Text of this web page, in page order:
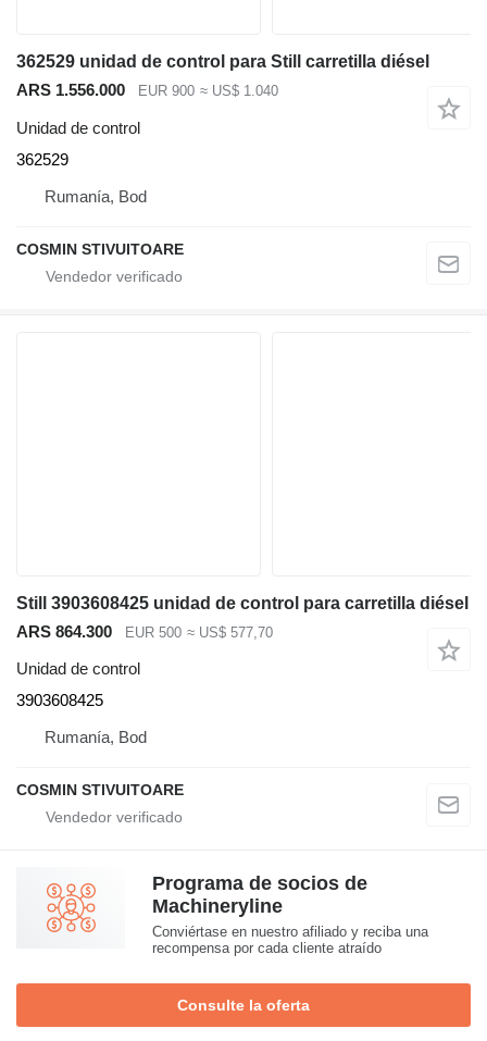
362529 unidad de control para Still carretilla diésel
ARS 1.556.000
EUR 900 ≈ US$ 1.040
Unidad de control
362529
Rumanía, Bod
COSMIN STIVUITOARE
Still 3903608425 unidad de control para carretilla diésel
ARS 864.300
EUR 500 ≈ US$ 577,70
Unidad de control
3903608425
Rumanía, Bod
COSMIN STIVUITOARE
Programa de socios de
Machineryline
Conviértase en nuestro afiliado y reciba una
recompensa por cada cliente atraído
Consulte la oferta